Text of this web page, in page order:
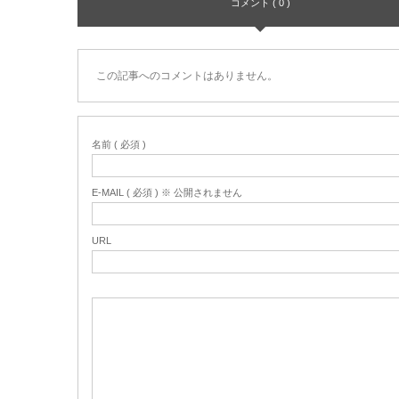
コメント ( 0 )
この記事へのコメントはありません。
名前 ( 必須 )
E-MAIL ( 必須 ) ※ 公開されません
URL